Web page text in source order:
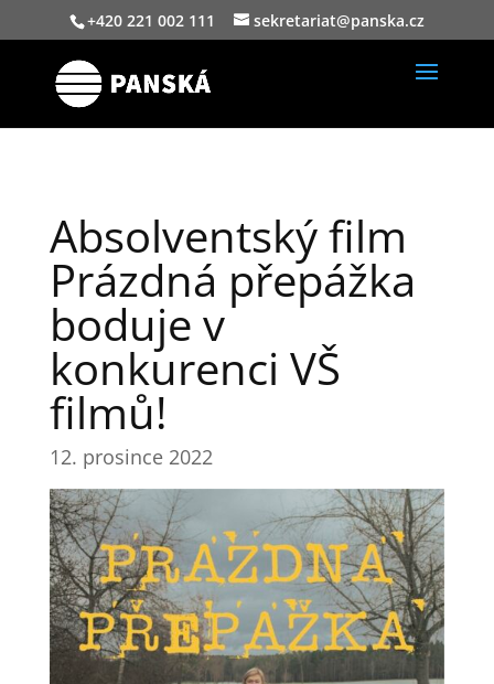
+420 221 002 111 sekretariat@panska.cz
Absolventský film
Prázdná přepážka
boduje v
konkurenci VŠ
filmů!
12. prosince 2022